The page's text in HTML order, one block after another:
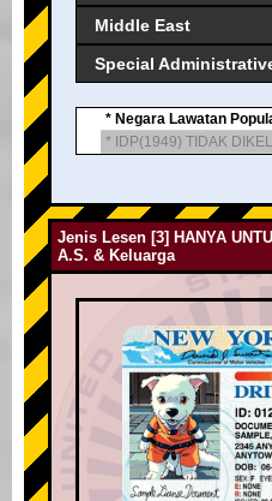
Middle East
Special
* Negara Lawatan
* IDP(1949) TIDAK
Jenis Lesen [3] HANYA
A.S. & Keluarga